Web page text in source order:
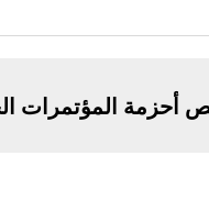
أحزمة المؤتمرات